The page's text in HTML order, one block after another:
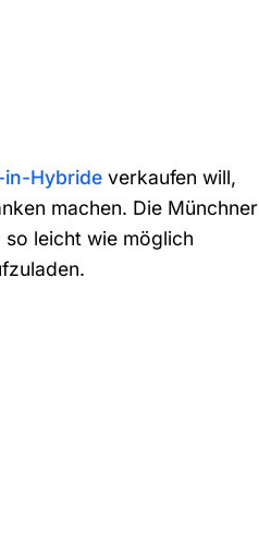
in-Hybride verkaufen will,
machen. Die Münchner
so leicht wie möglich